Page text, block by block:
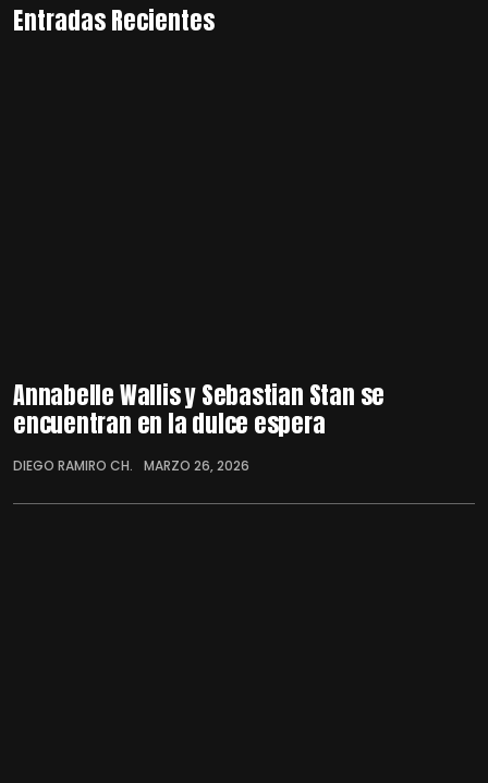
Entradas Recientes
Annabelle Wallis y Sebastian Stan se
encuentran en la dulce espera
DIEGO RAMIRO CH. MARZO 26, 2026